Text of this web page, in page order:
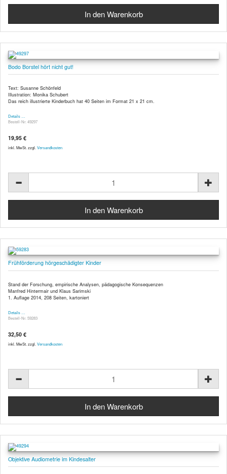
Bodo Borstel hört nicht gut!
Text: Susanne Schönfeld
Illustration: Monika Schubert
Das reich illustrierte Kinderbuch hat 40 Seiten im Format 21 x 21 cm.
Details …
Bestell-Nr. 49297
19,95 €
inkl. MwSt. zzgl. Versandkosten
Frühförderung hörgeschädigter Kinder
Stand der Forschung, empirische Analysen, pädagogische Konsequenzen
Manfred Hintermair und Klaus Sarimski
1. Auflage 2014, 208 Seiten, kartoniert
Details …
Bestell-Nr. 59283
32,50 €
inkl. MwSt. zzgl. Versandkosten
Objektive Audiometrie im Kindesalter